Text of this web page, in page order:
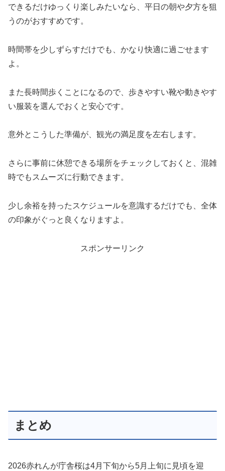
できるだけゆっくり楽しみたいなら、平日の朝や夕方を狙
うのがおすすめです。
時間帯を少しずらすだけでも、かなり快適に過ごせます
よ。
また長時間歩くことになるので、歩きやすい靴や動きやす
い服装を選んでおくと安心です。
意外とこうした準備が、観光の満足度を左右します。
さらに事前に休憩できる場所をチェックしておくと、混雑
時でもスムーズに行動できます。
少し余裕を持ったスケジュールを意識するだけでも、全体
の印象がぐっと良くなりますよ。
スポンサーリンク
まとめ
2026赤れんが庁舎桜は4月下旬から5月上旬に見頃を迎